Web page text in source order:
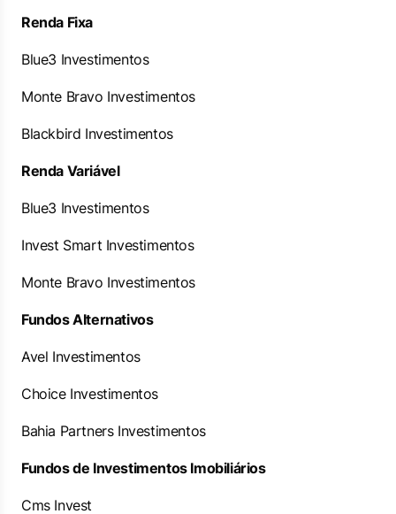
Renda Fixa
Blue3 Investimentos
Monte Bravo Investimentos
Blackbird Investimentos
Renda Variável
Blue3 Investimentos
Invest Smart Investimentos
Monte Bravo Investimentos
Fundos Alternativos
Avel Investimentos
Choice Investimentos
Bahia Partners Investimentos
Fundos de Investimentos Imobiliários
Cms Invest